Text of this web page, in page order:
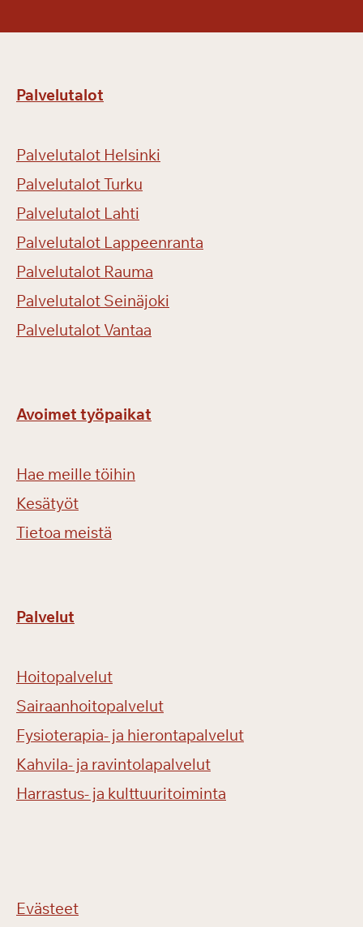
Palvelutalot
Palvelutalot Helsinki
Palvelutalot Turku
Palvelutalot Lahti
Palvelutalot Lappeenranta
Palvelutalot Rauma
Palvelutalot Seinäjoki
Palvelutalot Vantaa
Avoimet työpaikat
Hae meille töihin
Kesätyöt
Tietoa meistä
Palvelut
Hoitopalvelut
Sairaanhoitopalvelut
Fysioterapia- ja hierontapalvelut
Kahvila- ja ravintolapalvelut
Harrastus- ja kulttuuritoiminta
Evästeet